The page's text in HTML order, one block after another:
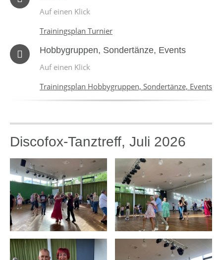
Auf einen Klick
Trainingsplan Turnier
Hobbygruppen, Sondertänze, Events
Auf einen Klick
Trainingsplan Hobbygruppen, Sondertänze, Events
Discofox-Tanztreff, Juli 2026